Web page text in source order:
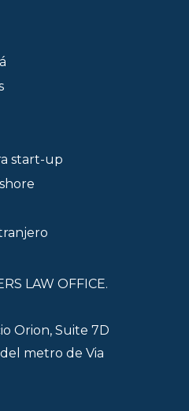
start-up
LAW OFFICE.
Orion, Suite 7D
metro de Via